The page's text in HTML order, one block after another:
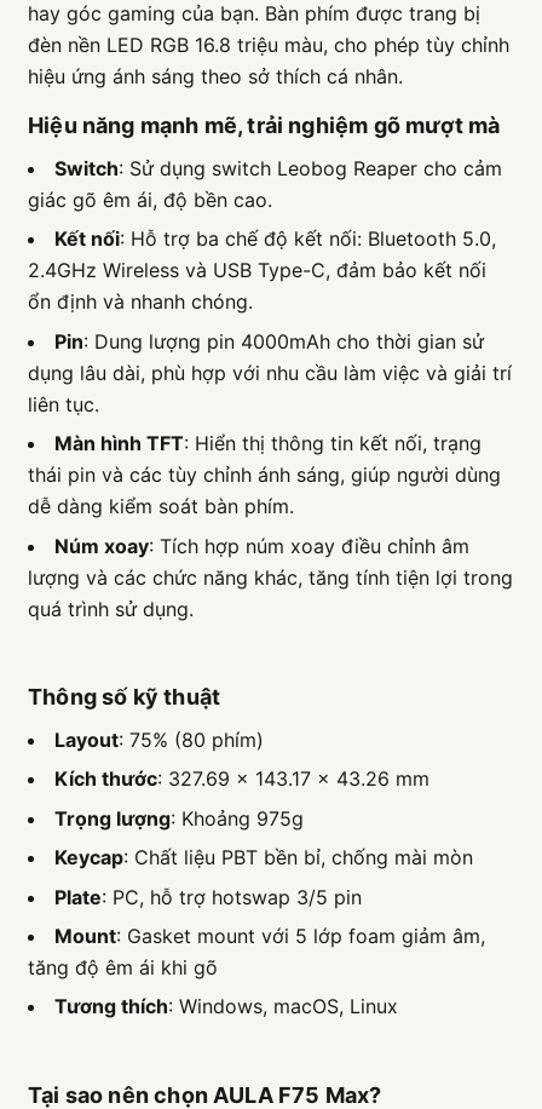
hay góc gaming của bạn. Bàn phím được trang bị
đèn nền LED RGB 16.8 triệu màu, cho phép tùy chỉnh
hiệu ứng ánh sáng theo sở thích cá nhân.
Hiệu năng mạnh mẽ, trải nghiệm gõ mượt mà
Switch: Sử dụng switch Leobog Reaper cho cảm
giác gõ êm ái, độ bền cao.
Kết nối: Hỗ trợ ba chế độ kết nối: Bluetooth 5.0,
2.4GHz Wireless và USB Type-C, đảm bảo kết nối
ổn định và nhanh chóng.
Pin: Dung lượng pin 4000mAh cho thời gian sử
dụng lâu dài, phù hợp với nhu cầu làm việc và giải trí
liên tục.
Màn hình TFT: Hiển thị thông tin kết nối, trạng
thái pin và các tùy chỉnh ánh sáng, giúp người dùng
dễ dàng kiểm soát bàn phím.
Núm xoay: Tích hợp núm xoay điều chỉnh âm
lượng và các chức năng khác, tăng tính tiện lợi trong
quá trình sử dụng.
Thông số kỹ thuật
Layout: 75% (80 phím)
Kích thước: 327.69 × 143.17 × 43.26 mm
Trọng lượng: Khoảng 975g
Keycap: Chất liệu PBT bền bỉ, chống mài mòn
Plate: PC, hỗ trợ hotswap 3/5 pin
Mount: Gasket mount với 5 lớp foam giảm âm,
tăng độ êm ái khi gõ
Tương thích: Windows, macOS, Linux
Tại sao nên chọn AULA F75 Max?